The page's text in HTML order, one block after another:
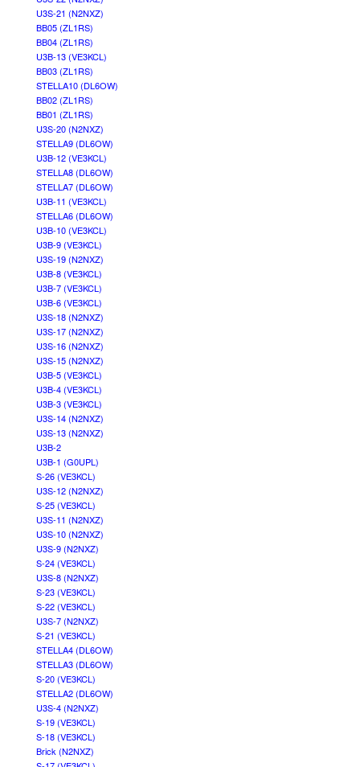
U3S-21 (N2NXZ)
BB05 (ZL1RS)
BB04 (ZL1RS)
U3B-13 (VE3KCL)
BB03 (ZL1RS)
STELLA10 (DL6OW)
BB02 (ZL1RS)
BB01 (ZL1RS)
U3S-20 (N2NXZ)
STELLA9 (DL6OW)
U3B-12 (VE3KCL)
STELLA8 (DL6OW)
STELLA7 (DL6OW)
U3B-11 (VE3KCL)
STELLA6 (DL6OW)
U3B-10 (VE3KCL)
U3B-9 (VE3KCL)
U3S-19 (N2NXZ)
U3B-8 (VE3KCL)
U3B-7 (VE3KCL)
U3B-6 (VE3KCL)
U3S-18 (N2NXZ)
U3S-17 (N2NXZ)
U3S-16 (N2NXZ)
U3S-15 (N2NXZ)
U3B-5 (VE3KCL)
U3B-4 (VE3KCL)
U3B-3 (VE3KCL)
U3S-14 (N2NXZ)
U3S-13 (N2NXZ)
U3B-2
U3B-1 (G0UPL)
S-26 (VE3KCL)
U3S-12 (N2NXZ)
S-25 (VE3KCL)
U3S-11 (N2NXZ)
U3S-10 (N2NXZ)
U3S-9 (N2NXZ)
S-24 (VE3KCL)
U3S-8 (N2NXZ)
S-23 (VE3KCL)
S-22 (VE3KCL)
U3S-7 (N2NXZ)
S-21 (VE3KCL)
STELLA4 (DL6OW)
STELLA3 (DL6OW)
S-20 (VE3KCL)
STELLA2 (DL6OW)
U3S-4 (N2NXZ)
S-19 (VE3KCL)
S-18 (VE3KCL)
Brick (N2NXZ)